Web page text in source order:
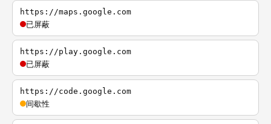
https://maps.google.com
已屏蔽
https://play.google.com
已屏蔽
https://code.google.com
间歇性